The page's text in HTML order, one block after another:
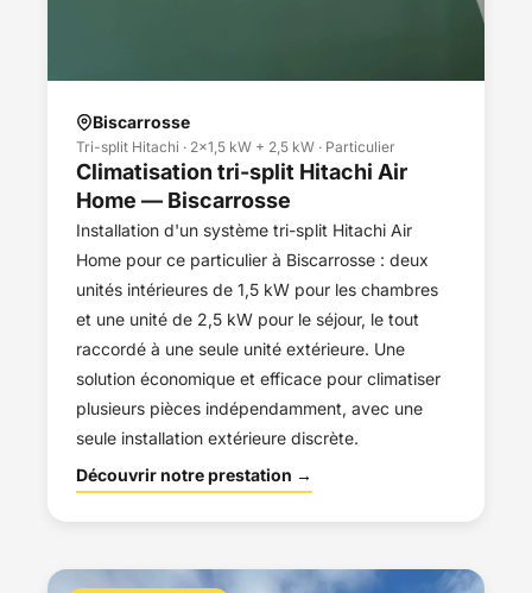
Biscarrosse
Tri-split Hitachi · 2×1,5 kW + 2,5 kW · Particulier
Climatisation tri-split Hitachi Air
Home — Biscarrosse
Installation d'un système tri-split Hitachi Air
Home pour ce particulier à Biscarrosse : deux
unités intérieures de 1,5 kW pour les chambres
et une unité de 2,5 kW pour le séjour, le tout
raccordé à une seule unité extérieure. Une
solution économique et efficace pour climatiser
plusieurs pièces indépendamment, avec une
seule installation extérieure discrète.
Découvrir notre prestation →